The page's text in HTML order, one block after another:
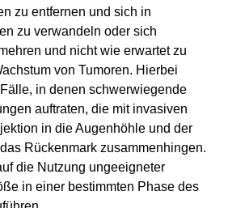
zu entfernen und sich in
zu verwandeln oder sich
und nicht wie erwartet zu
von Tumoren. Hierbei
in denen schwerwiegende
auftraten, die mit invasiven
in die Augenhöhle und der
Rückenmark zusammenhingen.
die Nutzung ungeeigneter
in einer bestimmten Phase des